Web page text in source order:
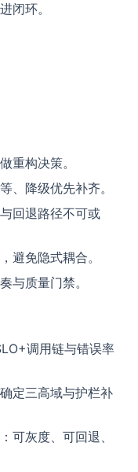
闭环。
重构决策。
、降级优先补齐。
回退路径不可或
避免隐式耦合。
与质量门禁。
调用链与错误率
定三高域与护栏补
可灰度、可回退、